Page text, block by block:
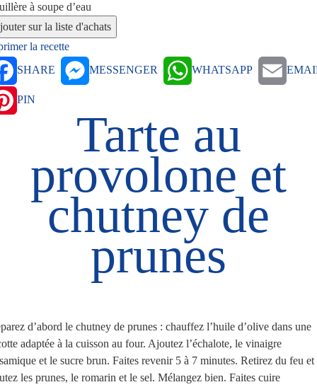
à soupe d’eau
la recette
SHARE
MESSENGER WHATSAPP
PIN
Tarte au
provolone et
chutney de
prunes
d’abord le chutney de prunes : chauffez l’huile d’olive dans une
adaptée à la cuisson au four. Ajoutez l’échalote, le vinaigre
et le sucre brun. Faites revenir 5 à 7 minutes. Retirez du feu et
les prunes, le romarin et le sel. Mélangez bien. Faites cuire